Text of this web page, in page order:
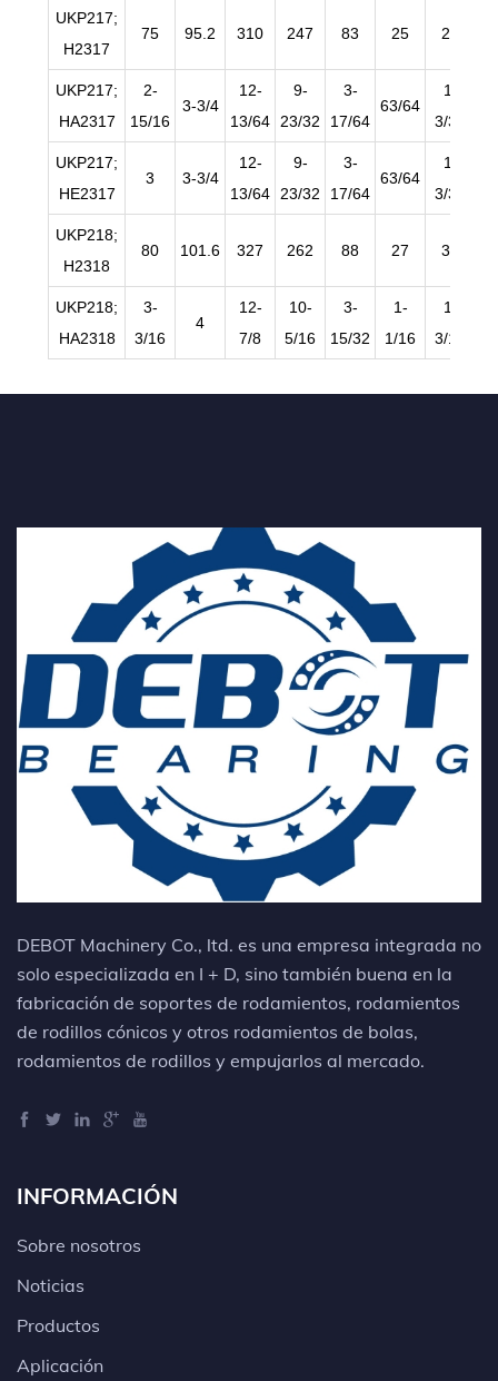
UKP217;
H2317
75 95.2 310 247 83 25 28
UKP217;
HA2317
2-
15/16
3-3/4
12-
13/64
9-
23/32
3-
17/64
63/64
1-
3/32
UKP217;
HE2317
3 3-3/4
12-
13/64
9-
23/32
3-
17/64
63/64
1-
3/32
UKP218;
H2318
80 101.6 327 262 88 27 30
UKP218;
HA2318
3-
3/16
4
12-
7/8
10-
5/16
3-
15/32
1-
1/16
1-
3/16
DEBOT Machinery Co., ltd. es una empresa integrada no
solo especializada en I + D, sino también buena en la
fabricación de soportes de rodamientos, rodamientos
de rodillos cónicos y otros rodamientos de bolas,
rodamientos de rodillos y empujarlos al mercado.
INFORMACIÓN
Sobre nosotros
Noticias
Productos
Aplicación